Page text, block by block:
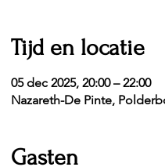
Tijd en locatie
05 dec 2025, 20:00 – 22:00
Nazareth-De Pinte,
Gasten